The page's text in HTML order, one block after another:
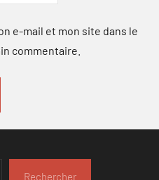
e-mail et mon site dans le
commentaire.
Rechercher